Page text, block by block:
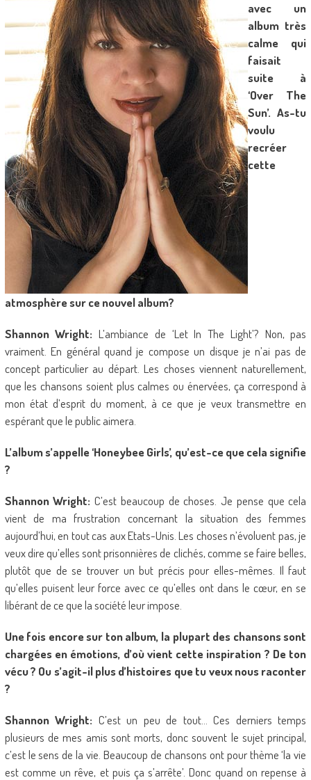
avec un
album très
calme qui
faisait
suite à
‘Over The
Sun’. As-tu
voulu
recréer
cette
atmosphère sur ce nouvel album?
Shannon Wright: L’ambiance de ‘Let In The Light’? Non, pas
vraiment. En général quand je compose un disque je n’ai pas de
concept particulier au départ. Les choses viennent naturellement,
que les chansons soient plus calmes ou énervées, ça correspond à
mon état d’esprit du moment, à ce que je veux transmettre en
espérant que le public aimera.
L’album s’appelle ‘Honeybee Girls’, qu’est-ce que cela signifie
?
Shannon Wright: C’est beaucoup de choses. Je pense que cela
vient de ma frustration concernant la situation des femmes
aujourd’hui, en tout cas aux Etats-Unis. Les choses n’évoluent pas, je
veux dire qu’elles sont prisonnières de clichés, comme se faire belles,
plutôt que de se trouver un but précis pour elles-mêmes. Il faut
qu’elles puisent leur force avec ce qu’elles ont dans le cœur, en se
libérant de ce que la société leur impose.
Une fois encore sur ton album, la plupart des chansons sont
chargées en émotions, d’où vient cette inspiration ? De ton
vécu ? Ou s’agit-il plus d’histoires que tu veux nous raconter
?
Shannon Wright: C’est un peu de tout… Ces derniers temps
plusieurs de mes amis sont morts, donc souvent le sujet principal,
c’est le sens de la vie. Beaucoup de chansons ont pour thème ‘la vie
est comme un rêve, et puis ça s’arrête’. Donc quand on repense à